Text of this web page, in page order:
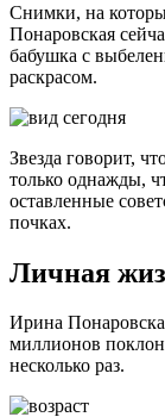
Снимки, на
Понаровская
бабушка с
раскрасом.
Звезда говорит,
только однажды,
оставленные
почках.
Личная
Ирина
миллионов
несколько раз.